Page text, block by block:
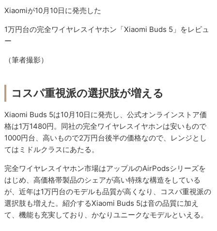
Xiaomiが10月10日に発売した
1万円台の完全ワイヤレスイヤホン「Xiaomi Buds 5」をレビュ
ー
（筆者撮影）
コスパ重視派の選択肢が増える
Xiaomi Buds 5は10月10日に発売し、公式オンラインストア価
格は1万1480円。同社の完全ワイヤレスイヤホンは安いもので
1000円台、高いもので2万円台後半の価格なので、レンジとし
てはミドルクラスにあたる。
完全ワイヤレスイヤホン市場はアップルのAirPodsシリーズを
はじめ、高価格帯製品のシェアが高い特殊な構造をしている
が、近年は1万円台のモデルも品質が高くなり、コスパ重視派の
選択肢も増えた。紹介するXiaomi Buds 5は音の品質に加え
て、機能も充実しており、かなりユニークなモデルといえる。